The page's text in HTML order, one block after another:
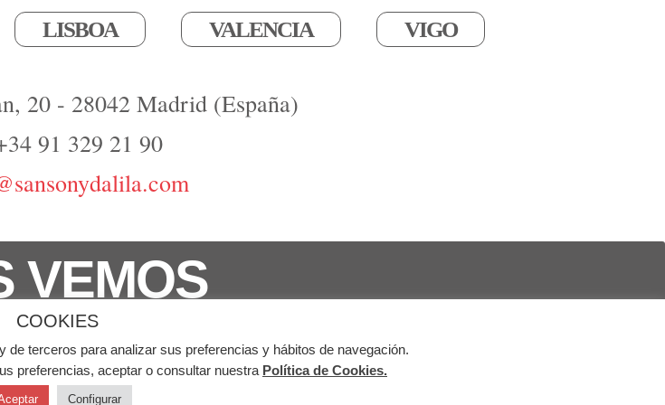
LISBOA VALENCIA VIGO
20 - 28042 Madrid (España)
91 329 21 90
VEMOS
Aviso Legal Política de Cookies
COOKIES
terceros para analizar sus preferencias y hábitos de navegación.
preferencias, aceptar o consultar nuestra Política de Cookies.
Configurar